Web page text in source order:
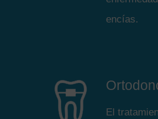
encías.
El